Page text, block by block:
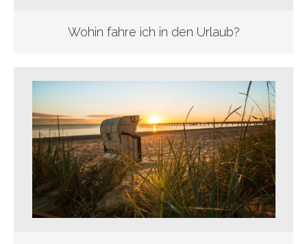
Wohin fahre ich in den Urlaub?